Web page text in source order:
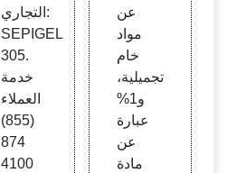
التجاري:
SEPIGEL
305.
خدمة
العملاء
(855)
874
4100
عن
مواد
خام
تجميلية،
و1%
عبارة
عن
مادة